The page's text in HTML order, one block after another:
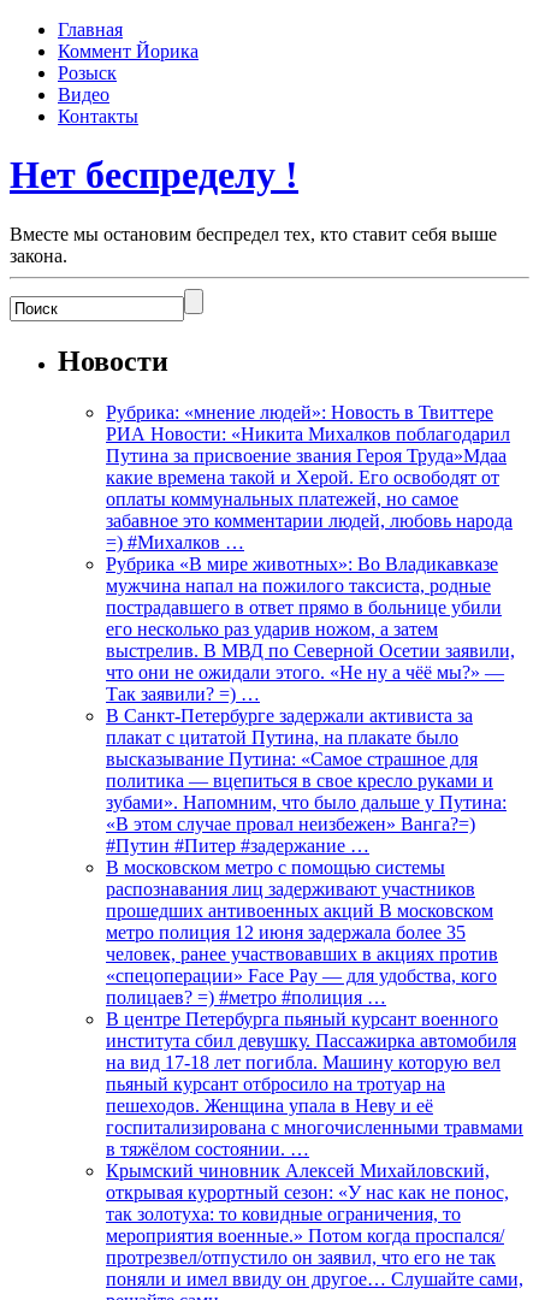
Главная
Коммент Йорика
Розыск
Видео
Контакты
Нет беспределу !
Вместе мы остановим беспредел тех, кто ставит себя выше
закона.
Новости
Рубрика: «мнение людей»: Новость в Твиттере
РИА Новости: «Никита Михалков поблагодарил
Путина за присвоение звания Героя Труда»Мдаа
какие времена такой и Херой. Его освободят от
оплаты коммунальных платежей, но самое
забавное это комментарии людей, любовь народа
=) #Михалков …
Рубрика «В мире животных»: Во Владикавказе
мужчина напал на пожилого таксиста, родные
пострадавшего в ответ прямо в больнице убили
его несколько раз ударив ножом, а затем
выстрелив. В МВД по Северной Осетии заявили,
что они не ожидали этого. «Не ну а чёё мы?» —
Так заявили? =) …
В Санкт-Петербурге задержали активиста за
плакат с цитатой Путина, на плакате было
высказывание Путина: «Самое страшное для
политика — вцепиться в свое кресло руками и
зубами». Напомним, что было дальше у Путина:
«В этом случае провал неизбежен» Ванга?=)
#Путин #Питер #задержание …
В московском метро с помощью системы
распознавания лиц задерживают участников
прошедших антивоенных акций В московском
метро полиция 12 июня задержала более 35
человек, ранее участвовавших в акциях против
«спецоперации» Face Pay — для удобства, кого
полицаев? =) #метро #полиция …
В центре Петербурга пьяный курсант военного
института сбил девушку. Пассажирка автомобиля
на вид 17-18 лет погибла. Машину которую вел
пьяный курсант отбросило на тротуар на
пешеходов. Женщина упала в Неву и её
госпитализирована с многочисленными травмами
в тяжёлом состоянии. …
Крымский чиновник Алексей Михайловский,
открывая курортный сезон: «У нас как не понос,
так золотуха: то ковидные ограничения, то
мероприятия военные.» Потом когда проспался/
протрезвел/отпустило он заявил, что его не так
поняли и имел ввиду он другое… Слушайте сами,